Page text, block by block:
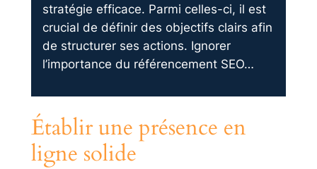
stratégie efficace. Parmi celles-ci, il est
crucial de définir des objectifs clairs afin
de structurer ses actions. Ignorer
l’importance du référencement SEO…
Établir une présence en
ligne solide